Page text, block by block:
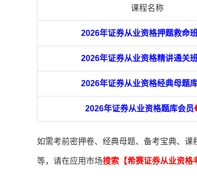
课程名称
2026年证券从业资格押题救命
2026年证券从业资格精讲通关
2026年证券从业资格经典母题
2026年证券从业资格题库会员
如需考前密押卷、经典母题、备考宝典、
等，请在应用市场搜索【希赛证券从业资格